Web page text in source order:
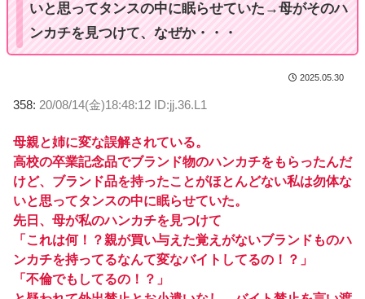
いと思ってタンスの中に眠らせていた→母がそのハ
ンカチを見つけて、なぜか・・・
2025.05.30
358: 20/08/14(金)18:48:12 ID:jj.36.L1
母親と姉に変な誤解されている。
高校の卒業記念品でブランド物のハンカチをもらったんだ
けど、ブランド品を持ったことがほとんどない私は勿体な
いと思ってタンスの中に眠らせていた。
先日、母が私のハンカチを見つけて
「これは何！？親が買い与えた覚えがないブランドものハ
ンカチを持ってるなんて変なバイトしてるの！？」
「不倫でもしてるの！？」